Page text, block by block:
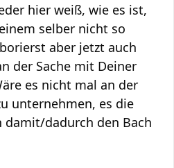
hier weiß, wie es ist,
selber nicht so
aber jetzt auch
der Sache mit Deiner
es nicht mal an der
unternehmen, es die
damit/dadurch den Bach